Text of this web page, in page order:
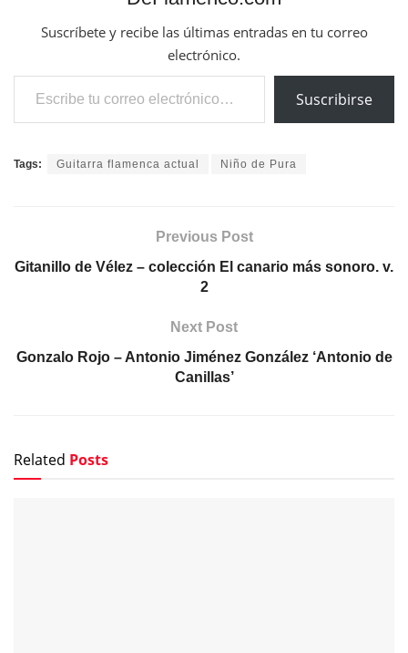
Suscríbete y recibe las últimas entradas en tu correo
electrónico.
Escribe tu correo electrónico…
Suscribirse
Tags: Guitarra flamenca actual Niño de Pura
Previous Post
Gitanillo de Vélez – colección El canario más sonoro. v.
2
Next Post
Gonzalo Rojo – Antonio Jiménez González ‘Antonio de
Canillas’
Related Posts